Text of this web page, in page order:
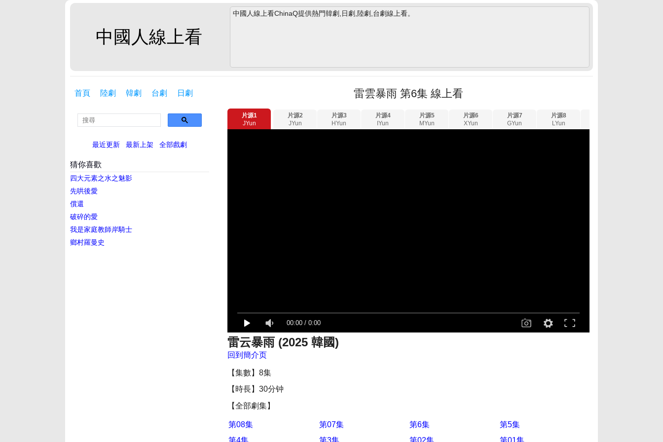
中國人線上看
中國人線上看ChinaQ提供熱門韓劇,日劇,陸劇,台劇線上看。
首頁 陸劇 韓劇 台劇 日劇
最近更新 最新上架 全部戲劇
雷雲暴雨 第6集 線上看
片源1
JYun
片源2
JYun
片源3
HYun
片源4
IYun
片源5
MYun
片源6
XYun
片源7
GYun
片源8
LYun
00:00 /0:00
雷云暴雨 (2025 韓國)
回到簡介页
【集數】8集
【時長】30分钟
【全部劇集】
第08集 第07集 第6集
第5集
猜你喜歡
四大元素之水之魅影
先哄後愛
償還
破碎的愛
我是家庭教師岸騎士
鄉村羅曼史